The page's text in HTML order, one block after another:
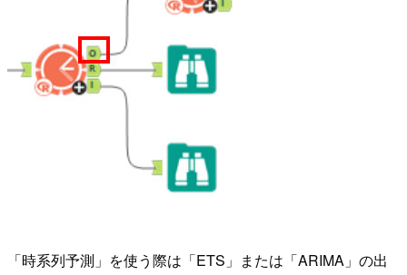
「時系列予測」を使う際は「ETS」または「ARIMA」の出